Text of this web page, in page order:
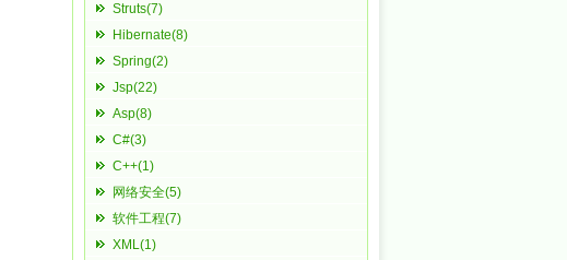
Struts(7)
Hibernate(8)
Spring(2)
Jsp(22)
Asp(8)
C#(3)
C++(1)
网络安全(5)
软件工程(7)
XML(1)